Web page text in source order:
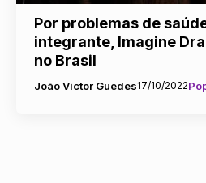
Por problemas de
integrante, Imagine
no Brasil
João Victor Guedes17/10/2022